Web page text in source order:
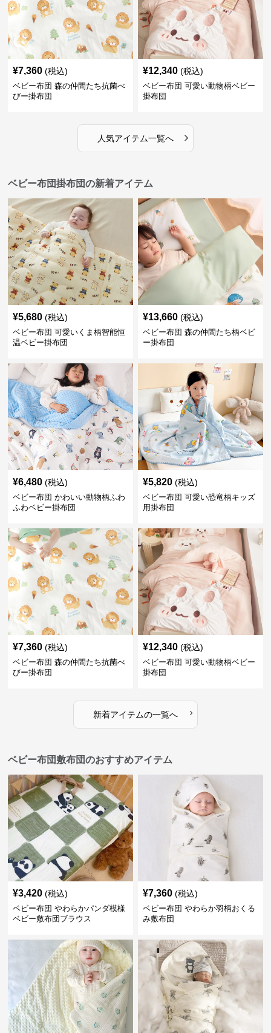
¥7,360 (税込)
ベビー布団 森の仲間たち抗菌べ
びー掛布団
¥12,340 (税込)
ベビー布団 可愛い動物柄ベビー
掛布団
人気アイテム一覧へ ›
ベビー布団掛布団の新着アイテム
¥5,680 (税込)
ベビー布団 可愛いくま柄智能恒
温ベビー掛布団
¥13,660 (税込)
ベビー布団 森の仲間たち柄ベビ
ー掛布団
¥6,480 (税込)
ベビー布団 かわいい動物柄ふわ
ふわベビー掛布団
¥5,820 (税込)
ベビー布団 可愛い恐竜柄キッズ
用掛布団
¥7,360 (税込)
ベビー布団 森の仲間たち抗菌べ
びー掛布団
¥12,340 (税込)
ベビー布団 可愛い動物柄ベビー
掛布団
新着アイテムの一覧へ ›
ベビー布団敷布団のおすすめアイテム
¥3,420 (税込)
ベビー布団 やわらかパンダ模様
ベビー敷布団ブラウス
¥7,360 (税込)
ベビー布団 やわらか羽柄おくる
み敷布団